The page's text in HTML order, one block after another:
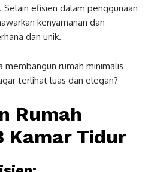
efisien dalam penggunaan
kenyamanan dan
dan unik.
membangun rumah minimalis
terlihat luas dan elegan?
Rumah
Kamar Tidur